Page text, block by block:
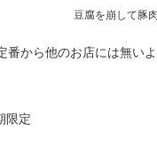
豆腐を崩して豚
から他のお店には無い
限定